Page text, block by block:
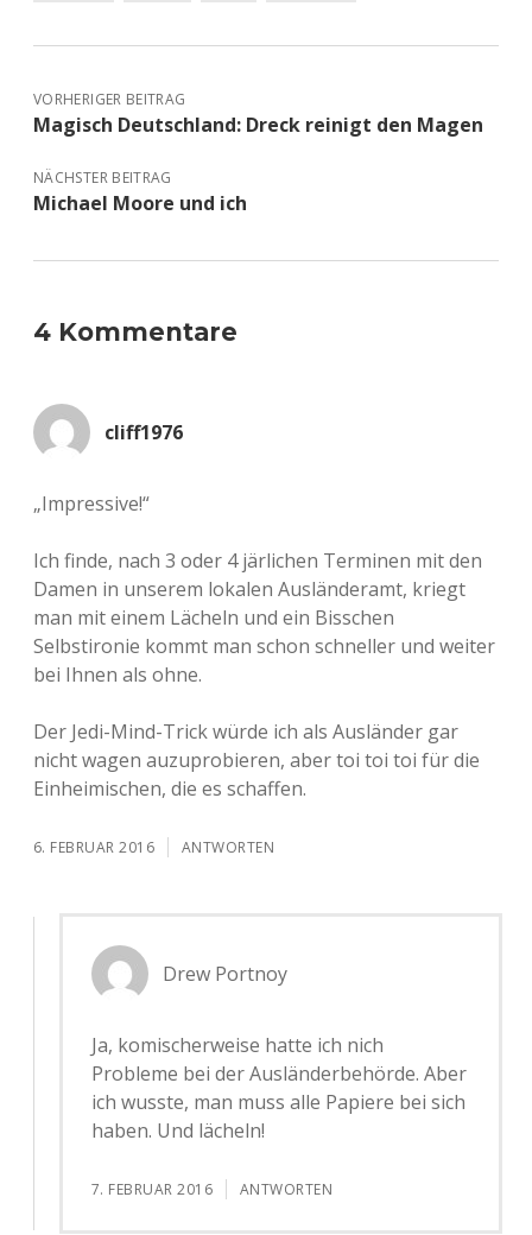
VORHERIGER BEITRAG
Magisch Deutschland: Dreck reinigt den Magen
NÄCHSTER BEITRAG
Michael Moore und ich
4 Kommentare
cliff1976
„Impressive!“
Ich finde, nach 3 oder 4 järlichen Terminen mit den
Damen in unserem lokalen Ausländeramt, kriegt
man mit einem Lächeln und ein Bisschen
Selbstironie kommt man schon schneller und weiter
bei Ihnen als ohne.
Der Jedi-Mind-Trick würde ich als Ausländer gar
nicht wagen auzuprobieren, aber toi toi toi für die
Einheimischen, die es schaffen.
6. FEBRUAR 2016 ANTWORTEN
Drew Portnoy
Ja, komischerweise hatte ich nich
Probleme bei der Ausländerbehörde. Aber
ich wusste, man muss alle Papiere bei sich
haben. Und lächeln!
7. FEBRUAR 2016 ANTWORTEN